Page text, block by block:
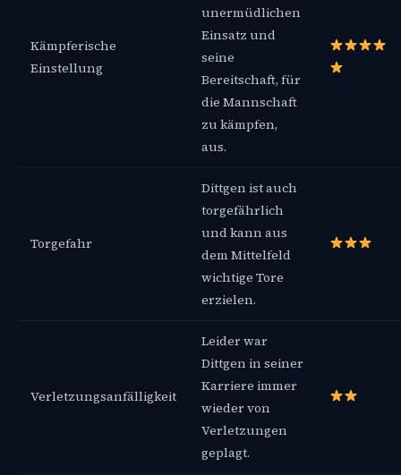
Kämpferische
Einstellung
unermüdlichen
Einsatz und
seine
Bereitschaft, für
die Mannschaft
zu kämpfen,
aus.
Torgefahr
Dittgen ist auch
torgefährlich
und kann aus
dem Mittelfeld
wichtige Tore
erzielen.
Verletzungsanfälligkeit
Leider war
Dittgen in seiner
Karriere immer
wieder von
Verletzungen
geplagt.